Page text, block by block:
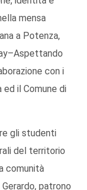
mensa
a Potenza,
con i
il Comune di
gli studenti
del territorio
comunità
patrono